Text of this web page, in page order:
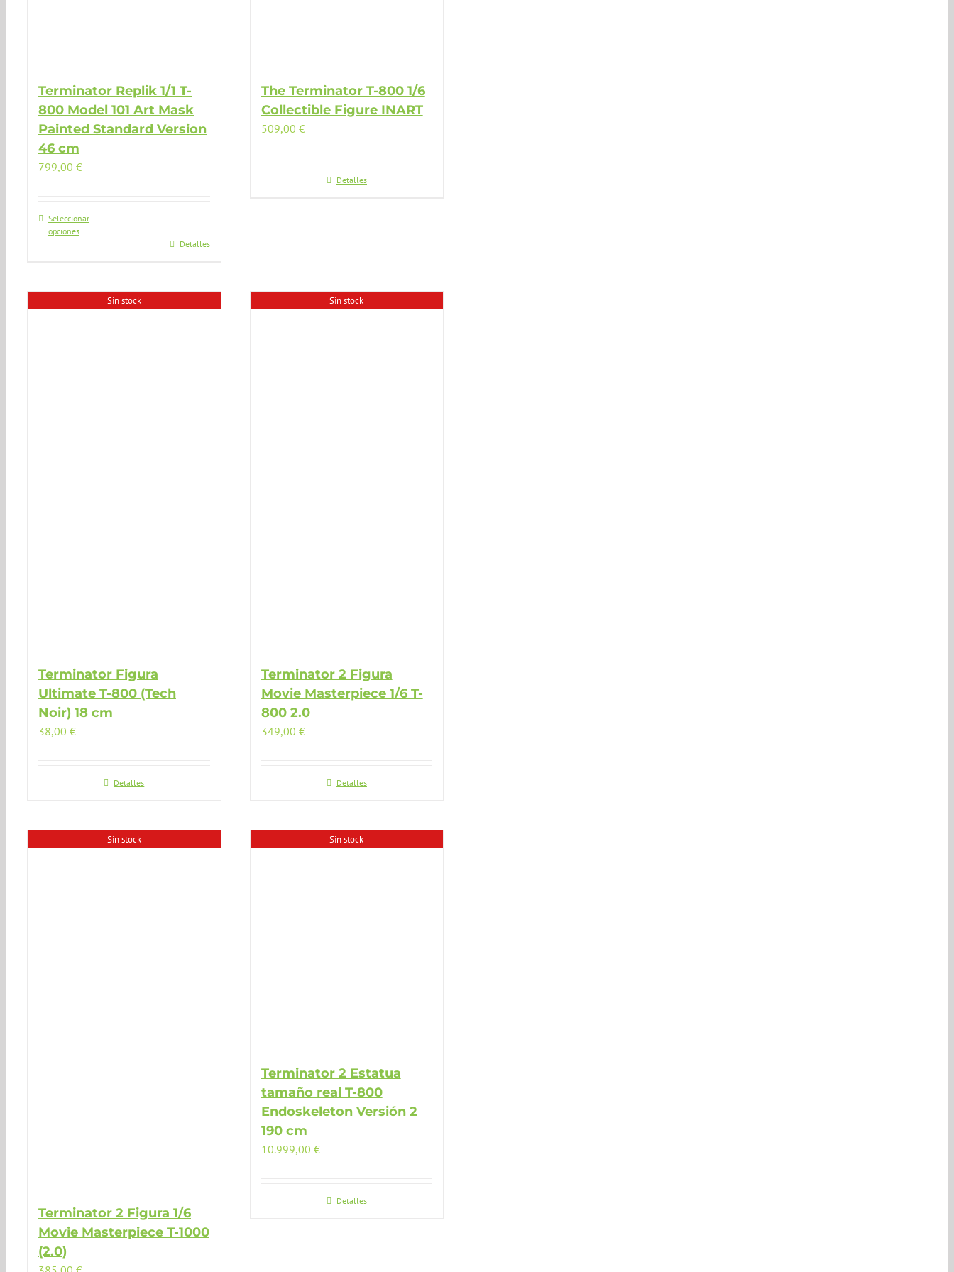
Terminator Replik 1/1 T-
800 Model 101 Art Mask
Painted Standard Version
46 cm
799,00 €
Seleccionar
opciones
Detalles
The Terminator T-800 1/6
Collectible Figure INART
509,00 €
Detalles
Sin stock
Terminator Figura
Ultimate T-800 (Tech
Noir) 18 cm
38,00 €
Detalles
Sin stock
Terminator 2 Figura
Movie Masterpiece 1/6 T-
800 2.0
349,00 €
Detalles
Sin stock
Terminator 2 Figura 1/6
Movie Masterpiece T-1000
(2.0)
Sin stock
Terminator 2 Estatua
tamaño real T-800
Endoskeleton Versión 2
190 cm
10.999,00 €
Detalles